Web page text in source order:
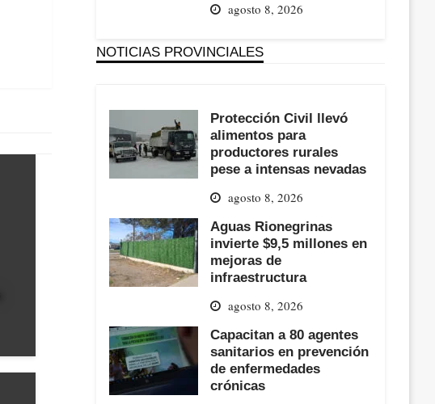
agosto 8, 2026
NOTICIAS PROVINCIALES
Protección Civil llevó
alimentos para
productores rurales
pese a intensas nevadas
agosto 8, 2026
Aguas Rionegrinas
invierte $9,5 millones en
mejoras de
infraestructura
agosto 8, 2026
Capacitan a 80 agentes
sanitarios en prevención
de enfermedades
crónicas